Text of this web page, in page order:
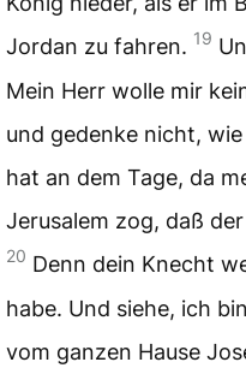
Jordan zu fahren. 19
Mein Herr wolle mir
und gedenke nicht,
hat an dem Tage, da
Jerusalem zog, daß
20 Denn dein Knecht
habe. Und siehe, ich
vom ganzen Hause